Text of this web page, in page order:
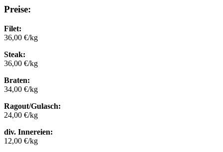
Preise:
Filet:
36,00 €/kg
Steak:
36,00 €/kg
Braten:
34,00 €/kg
Ragout/Gulasch:
24,00 €/kg
div. Innereien:
12,00 €/kg